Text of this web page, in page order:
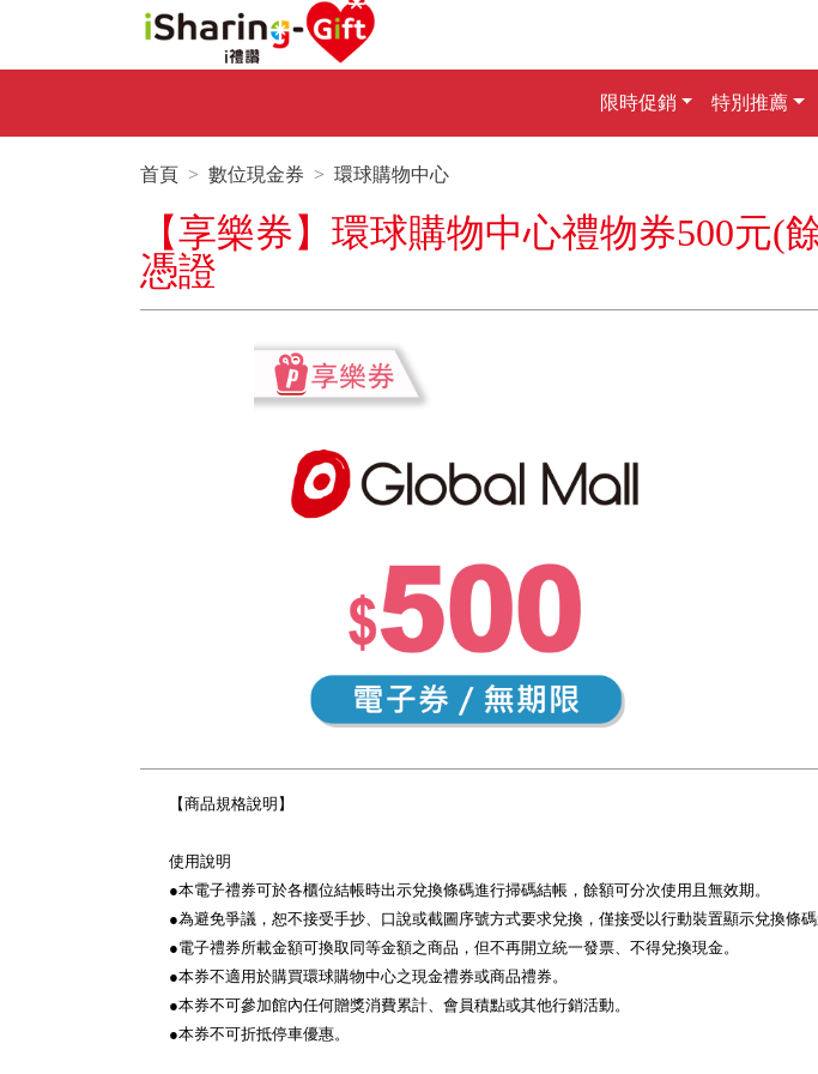
限時促銷 特別推薦
首頁 數位現金券 環球購物中心
【享樂券】環球購物中心禮物券500元(
憑證
【商品規格說明】
使用說明
●本電子禮券可於各櫃位結帳時出示兌換條碼進行掃碼結帳，餘額可分次使用且無效期。
●為避免爭議，恕不接受手抄、口說或截圖序號方式要求兌換，僅接受以行動裝置顯示兌換條碼
●電子禮券所載金額可換取同等金額之商品，但不再開立統一發票、不得兌換現金。
●本券不適用於購買環球購物中心之現金禮券或商品禮券。
●本券不可參加館內任何贈獎消費累計、會員積點或其他行銷活動。
●本券不可折抵停車優惠。